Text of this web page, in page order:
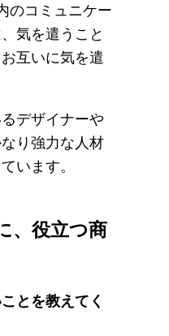
のコミュニケー
気を遣うこと
互いに気を遣
デザイナーや
り強力な人材
います。
、役立つ商
とを教えてく